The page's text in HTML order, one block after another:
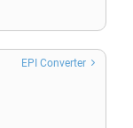
EPI Converter